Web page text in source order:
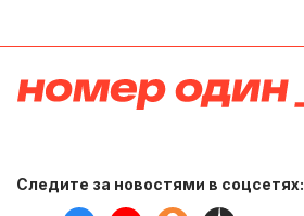
Следите за новостями в соцсетях: